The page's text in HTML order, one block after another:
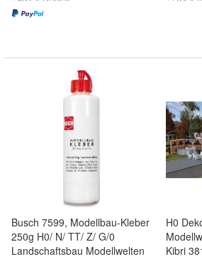
Busch 7599, Modellbau-Kleber
250g H0/ N/ TT/ Z/ G/0
Landschaftsbau Modellwelten
H0
Kibri